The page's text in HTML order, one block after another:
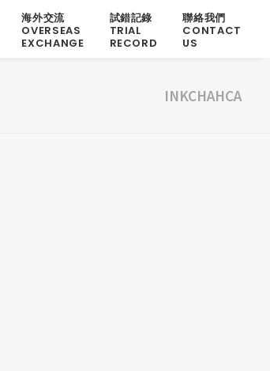
海外交流
OVERSEAS
EXCHANGE
試錯記錄
TRIAL
RECORD
聯絡我們
CONTACT
US
INKCHAHCA